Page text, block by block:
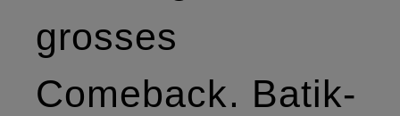
grosses
Comeback. Batik-